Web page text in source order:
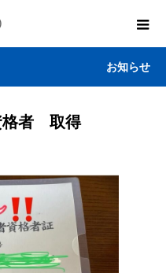
お知らせ
格者 取得